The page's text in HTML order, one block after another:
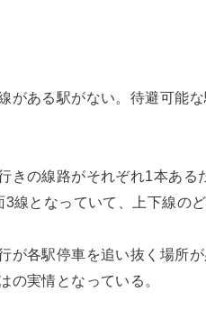
がある駅がない。待避可能
きの線路がそれぞれ1本あ
線となっていて、上下線の
が各駅停車を追い抜く場所
の実情となっている。